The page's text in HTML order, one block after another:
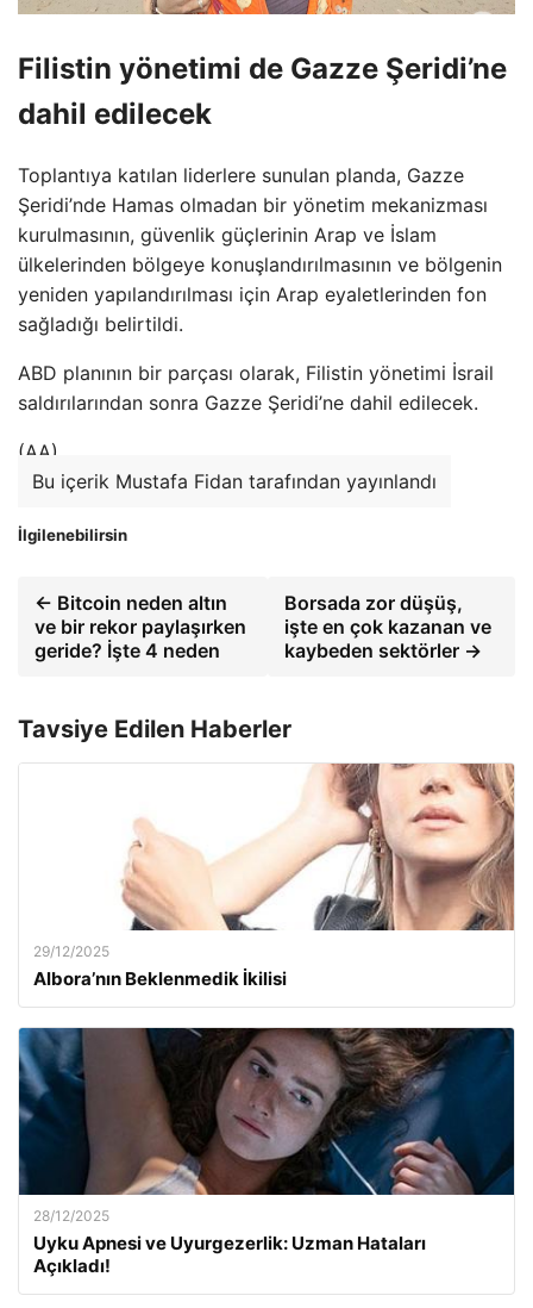
Filistin yönetimi de Gazze Şeridi’ne
dahil edilecek
Toplantıya katılan liderlere sunulan planda, Gazze
Şeridi’nde Hamas olmadan bir yönetim mekanizması
kurulmasının, güvenlik güçlerinin Arap ve İslam
ülkelerinden bölgeye konuşlandırılmasının ve bölgenin
yeniden yapılandırılması için Arap eyaletlerinden fon
sağladığı belirtildi.
ABD planının bir parçası olarak, Filistin yönetimi İsrail
saldırılarından sonra Gazze Şeridi’ne dahil edilecek.
(AA)
Bu içerik Mustafa Fidan tarafından yayınlandı
İlgilenebilirsin
← Bitcoin neden altın
ve bir rekor paylaşırken
geride? İşte 4 neden
Borsada zor düşüş,
işte en çok kazanan ve
kaybeden sektörler →
Tavsiye Edilen Haberler
29/12/2025
Albora’nın Beklenmedik İkilisi
28/12/2025
Uyku Apnesi ve Uyurgezerlik: Uzman Hataları
Açıkladı!